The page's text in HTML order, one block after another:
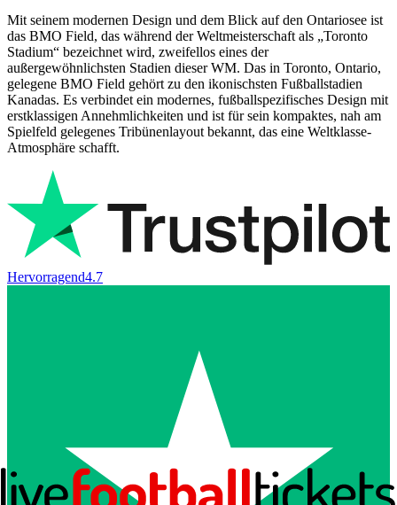
Mit seinem modernen Design und dem Blick auf den Ontariosee ist
das BMO Field, das während der Weltmeisterschaft als „Toronto
Stadium“ bezeichnet wird, zweifellos eines der
außergewöhnlichsten Stadien dieser WM. Das in Toronto, Ontario,
gelegene BMO Field gehört zu den ikonischsten Fußballstadien
Kanadas. Es verbindet ein modernes, fußballspezifisches Design mit
erstklassigen Annehmlichkeiten und ist für sein kompaktes, nah am
Spielfeld gelegenes Tribünenlayout bekannt, das eine Weltklasse-
Atmosphäre schafft.
Hervorragend4.7